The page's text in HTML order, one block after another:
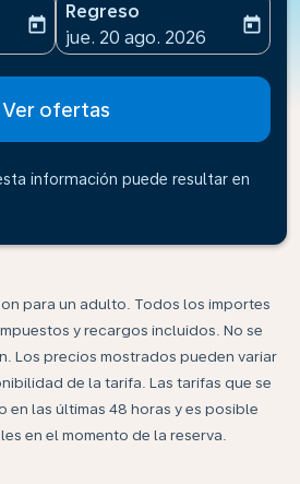
date-aria-label
today
Regreso
fc-booking-return-date-
jue. 20 ago. 2026
today
Ver ofertas
información puede resultar en
para un adulto. Todos los importes
y recargos incluidos. No se
Los precios mostrados pueden variar
de la tarifa. Las tarifas que se
en las últimas 48 horas y es posible
en el momento de la reserva.